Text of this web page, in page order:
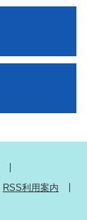
RSS利用案内